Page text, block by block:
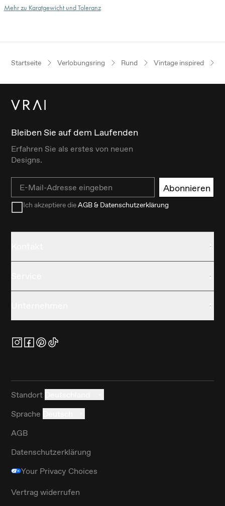
Mehr zu Karatgewicht und Toleranz
Startseite Verlobungsring Rund Vintage inspired
Bleiben Sie auf dem Laufenden
Erfahren Sie als erstes von neuen
Designs.
Email Abonnieren
Ich akzeptiere dieAGB & Datenschutzerklärung
Standort
Sprache
AGB
Datenschutzerklärung
Your Privacy Choices
Vertrag widerrufen